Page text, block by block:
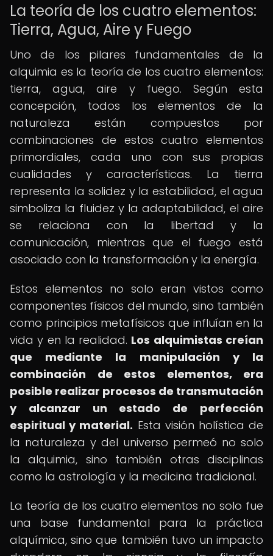
La teoría de los cuatro elementos:
Tierra, Agua, Aire y Fuego
Uno de los pilares fundamentales de la
alquimia es la teoría de los cuatro elementos:
tierra, agua, aire y fuego. Según esta
concepción, todos los elementos de la
naturaleza están compuestos por
combinaciones de estos cuatro elementos
primordiales, cada uno con sus propias
cualidades y características. La tierra
representa la solidez y la estabilidad, el agua
simboliza la fluidez y la adaptabilidad, el aire
se relaciona con la libertad y la
comunicación, mientras que el fuego está
asociado con la transformación y la energía.
Estos elementos no solo eran vistos como
componentes físicos del mundo, sino también
como principios metafísicos que influían en la
vida y en la realidad. Los alquimistas creían
que mediante la manipulación y la
combinación de estos elementos, era
posible realizar procesos de transmutación
y alcanzar un estado de perfección
espiritual y material. Esta visión holística de
la naturaleza y del universo permeó no solo
la alquimia, sino también otras disciplinas
como la astrología y la medicina tradicional.
La teoría de los cuatro elementos no solo fue
una base fundamental para la práctica
alquímica, sino que también tuvo un impacto